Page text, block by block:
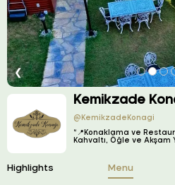
❮
Kemikzade
@KemikzadeKonagi
“📍Konaklama ve
Kahvaltı, Öğle ve Akşam
Highlights Menu